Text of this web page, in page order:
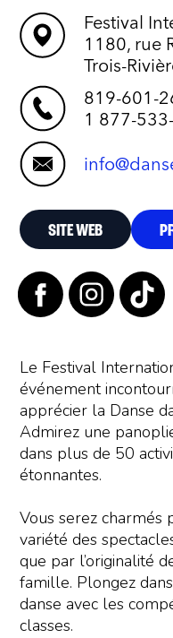
Le Festival
événement
apprécier la Danse
Admirez une
dans plus de 50
étonnantes.
Vous serez charmés
variété des
que par l’originalité
famille. Plongez
danse avec les
classes.
Festival
1180, rue
Trois-
819-601-
1 877-
SITE WEB